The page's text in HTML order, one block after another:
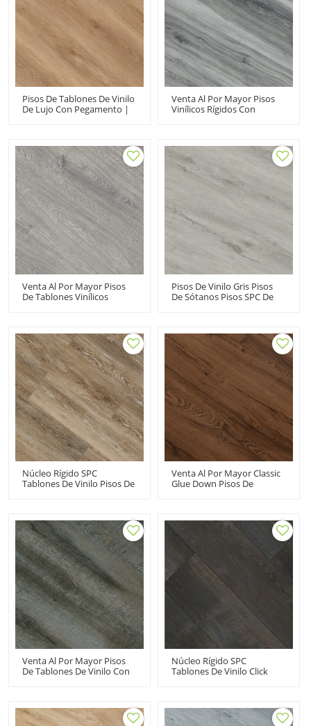
Pisos De Tablones De Vinilo
De Lujo Con Pegamento |
Residencial UCL 8066
Venta Al Por Mayor Pisos
Vinílicos Rígidos Con
A Prueba De Fuego
Absorción De Sonido |
7.2''x48'' 4.0/0.3 IXPE
Underpad Los Más
Vendidos RTS 20801
Venta Al Por Mayor Pisos
De Tablones Vinílicos
Limpiar Económico Pisos
Para Niños HIF 20479
Pisos De Vinilo Gris Pisos
De Sótanos Pisos SPC De
Rápida Los Más Vendidos
RTS 20803
Núcleo Rígido SPC
Tablones De Vinilo Pisos De
Comercial HDF 9167
Venta Al Por Mayor Classic
Glue Down Pisos De
Mantenimiento Sin
Esfuerzo Reciclable HIF
20484
Venta Al Por Mayor Pisos
De Tablones De Vinilo Con
Mantenimiento Sin
Esfuerzo Ortho Ftalatos
Núcleo Rígido SPC
Tablones De Vinilo Click
Clásico Resistente A La
Decoloración Resistente A